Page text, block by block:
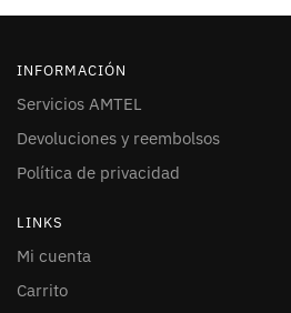
INFORMACIÓN
Servicios AMTEL
Devoluciones y reembolsos
Política de privacidad
LINKS
Mi cuenta
Carrito